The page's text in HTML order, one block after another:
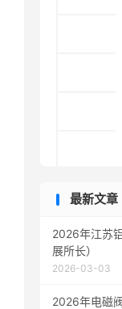
采
最新文章
2026年江苏
展所长）
2026-03-03
2026年电磁